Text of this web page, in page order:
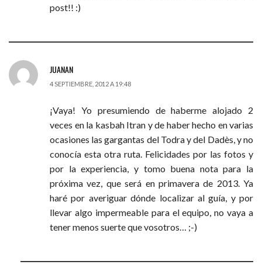
post!! :)
JUANAN
4 SEPTIEMBRE, 2012 A 19:48
¡Vaya! Yo presumiendo de haberme alojado 2
veces en la kasbah Itran y de haber hecho en varias
ocasiones las gargantas del Todra y del Dadès, y no
conocía esta otra ruta. Felicidades por las fotos y
por la experiencia, y tomo buena nota para la
próxima vez, que será en primavera de 2013. Ya
haré por averiguar dónde localizar al guía, y por
llevar algo impermeable para el equipo, no vaya a
tener menos suerte que vosotros… ;-)